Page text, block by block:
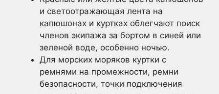
и светоотражающая лента на
капюшонах и куртках облегчают поиск
членов экипажа за бортом в синей или
зеленой воде, особенно ночью.
Для морских моряков куртки с
ремнями на промежности, ремни
безопасности, точки подключения